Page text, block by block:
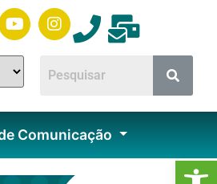
Comunicação